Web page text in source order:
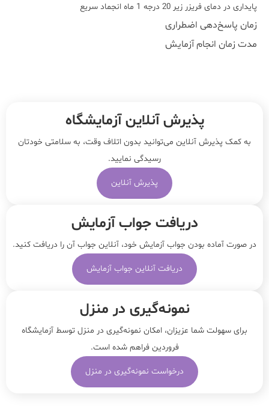
پایداری در دمای فریزر زیر 20 درجه 1 ماه انجماد سریع
زمان پاسخ‌دهی اضطراری
مدت زمان انجام آزمایش
پذیرش آنلاین آزمایشگاه
به کمک پذیرش آنلاین می‌توانید بدون اتلاف وقت، به سلامتی خودتان
رسیدگی نمایید.
پذیرش آنلاین
دریافت جواب آزمایش
در صورت آماده بودن جواب آزمایش خود، آنلاین جواب‌ آن را دریافت کنید.
دریافت آنلاین جواب آزمایش
نمونه‌‌گیری در منزل
برای سهولت شما عزیزان، امکان نمونه‌گیری در منزل توسط آزمایشگاه
فروردین فراهم شده است.
درخواست نمونه‌گیری در منزل